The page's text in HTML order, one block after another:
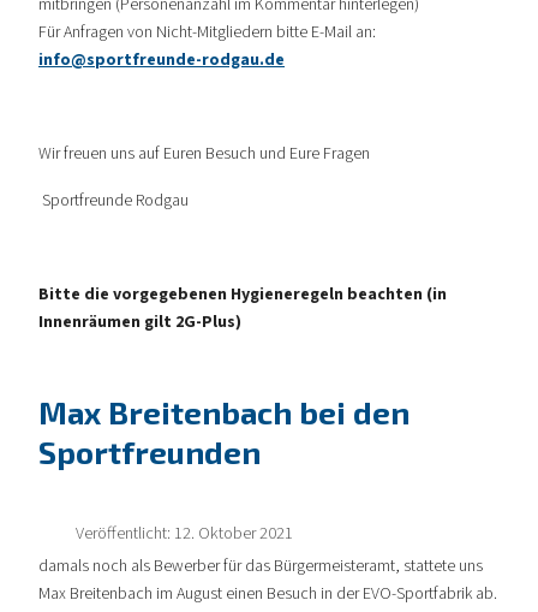
mitbringen (Personenanzahl im Kommentar hinterlegen)
Für Anfragen von Nicht-Mitgliedern bitte E-Mail an:
info@sportfreunde-rodgau.de
Wir freuen uns auf Euren Besuch und Eure Fragen
Sportfreunde Rodgau
Bitte die vorgegebenen Hygieneregeln beachten (in
Innenräumen gilt 2G-Plus)
Max Breitenbach bei den
Sportfreunden
Veröffentlicht: 12. Oktober 2021
damals noch als Bewerber für das Bürgermeisteramt, stattete uns
Max Breitenbach im August einen Besuch in der EVO-Sportfabrik ab.